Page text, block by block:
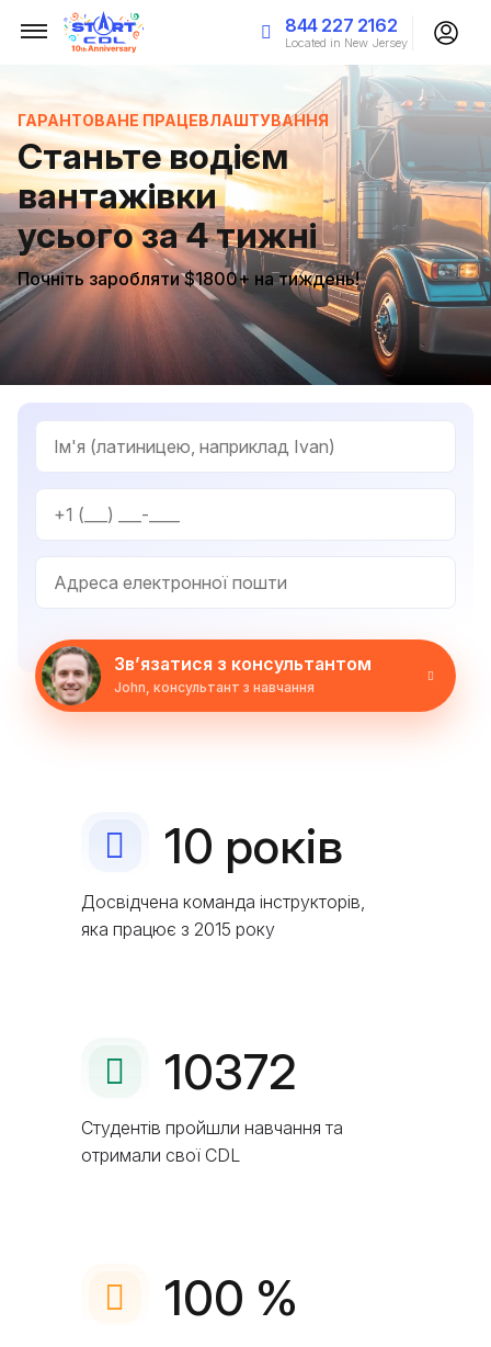
844 227 2162
Located in New Jersey
ГАРАНТОВАНЕ ПРАЦЕВЛАШТУВАННЯ
Станьте водієм
вантажівки
усього за 4 тижні
Почніть заробляти $1800+ на тиждень!
Зв’язатися з консультантом
John, консультант з навчання
10 років
Досвідчена команда інструкторів,
яка працює з 2015 року
10372
Студентів пройшли навчання та
отримали свої CDL
100 %